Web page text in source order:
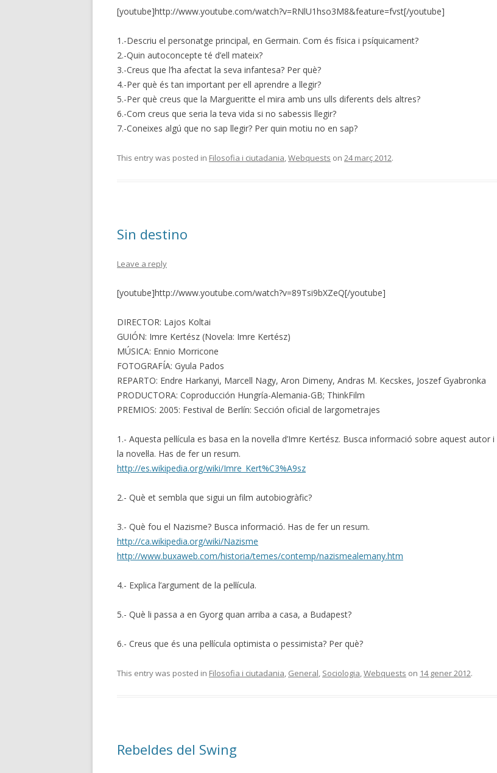
[youtube]http://www.youtube.com/watch?v=RNlU1hso3M8&feature=fvst[/youtube]
1.-Descriu el personatge principal, en Germain. Com és física i psíquicament?
2.-Quin autoconcepte té d’ell mateix?
3.-Creus que l’ha afectat la seva infantesa? Per què?
4.-Per què és tan important per ell aprendre a llegir?
5.-Per què creus que la Margueritte el mira amb uns ulls diferents dels altres?
6.-Com creus que seria la teva vida si no sabessis llegir?
7.-Coneixes algú que no sap llegir? Per quin motiu no en sap?
This entry was posted in Filosofia i ciutadania,Webquests on 24 març 2012.
Sin destino
Leave a reply
[youtube]http://www.youtube.com/watch?v=89Tsi9bXZeQ[/youtube]
DIRECTOR: Lajos Koltai
GUIÓN: Imre Kertész (Novela: Imre Kertész)
MÚSICA: Ennio Morricone
FOTOGRAFÍA: Gyula Pados
REPARTO: Endre Harkanyi, Marcell Nagy, Aron Dimeny, Andras M. Kecskes, Joszef Gyabronka
PRODUCTORA: Coproducción Hungría-Alemania-GB; ThinkFilm
PREMIOS: 2005: Festival de Berlín: Sección oficial de largometrajes
1.- Aquesta pel·lícula es basa en la novel·la d’Imre Kertész. Busca informació sobre aquest autor i
la novel·la. Has de fer un resum.
http://es.wikipedia.org/wiki/Imre_Kert%C3%A9sz
2.- Què et sembla que sigui un film autobiogràfic?
3.- Què fou el Nazisme? Busca informació. Has de fer un resum.
http://ca.wikipedia.org/wiki/Nazisme
http://www.buxaweb.com/historia/temes/contemp/nazismealemany.htm
4.- Explica l’argument de la pel·lícula.
5.- Què li passa a en Gyorg quan arriba a casa, a Budapest?
6.- Creus que és una pel·lícula optimista o pessimista? Per què?
This entry was posted in Filosofia i ciutadania, General, Sociologia,Webquests on 14 gener 2012.
Rebeldes del Swing